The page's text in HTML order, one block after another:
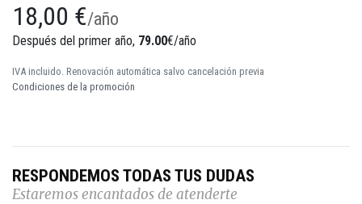
18,00 €/año
Después del primer año, 79.00€/año
IVA incluido. Renovación automática salvo cancelación previa
Condiciones de la promoción
RESPONDEMOS TODAS TUS DUDAS
Estaremos encantados de atenderte